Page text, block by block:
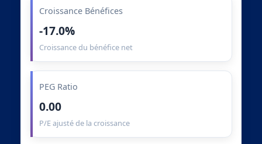
Croissance Bénéfices
-17.0%
Croissance du bénéfice net
PEG Ratio
0.00
P/E ajusté de la croissance